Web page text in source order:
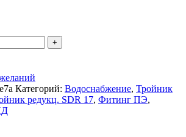
Категорий: Водоснабжение, Тройник
редукц. SDR 17, Фитинг ПЭ,